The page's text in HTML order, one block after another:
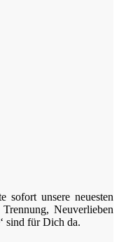
sofort unsere neuesten
Neuverlieben
sind für Dich da.